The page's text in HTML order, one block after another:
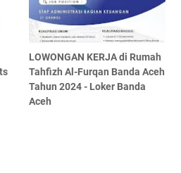
LOWONGAN KERJA di Rumah
Tahfizh Al-Furqan Banda Aceh
Tahun 2024 - Loker Banda
Aceh